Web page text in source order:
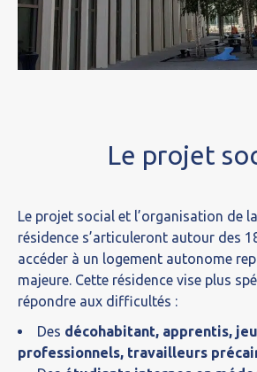
Le projet
Le projet social et l’organisation de
résidence s’articuleront autour des
accéder à un logement autonome
majeure. Cette résidence vise plus
répondre aux difficultés :
Des décohabitant, apprentis,
professionnels, travailleurs